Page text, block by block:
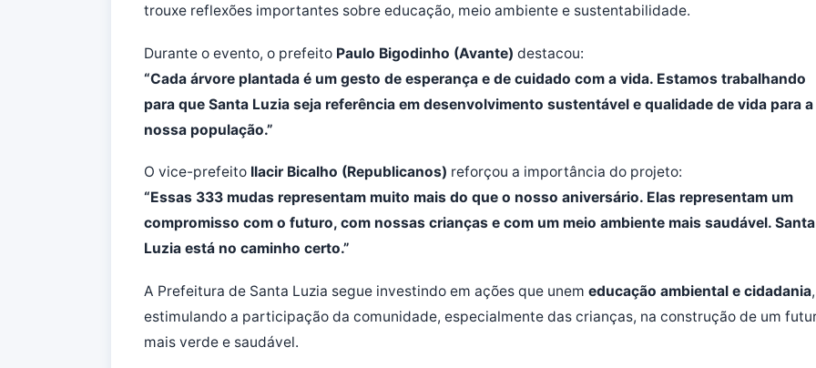
trouxe reflexões importantes sobre educação, meio ambiente e sustentabilidade.
Durante o evento, o prefeito Paulo Bigodinho (Avante) destacou:
“Cada árvore plantada é um gesto de esperança e de cuidado com a vida. Estamos trabalhando
para que Santa Luzia seja referência em desenvolvimento sustentável e qualidade de vida para a
nossa população.”
O vice-prefeito Ilacir Bicalho (Republicanos) reforçou a importância do projeto:
“Essas 333 mudas representam muito mais do que o nosso aniversário. Elas representam um
compromisso com o futuro, com nossas crianças e com um meio ambiente mais saudável. Santa
Luzia está no caminho certo.”
A Prefeitura de Santa Luzia segue investindo em ações que unem educação ambiental e cidadania,
estimulando a participação da comunidade, especialmente das crianças, na construção de um
mais verde e saudável.